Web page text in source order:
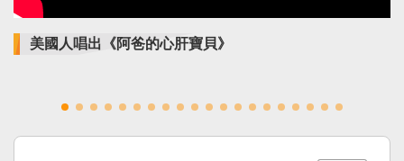
美國人唱出《阿爸的心肝寶貝》